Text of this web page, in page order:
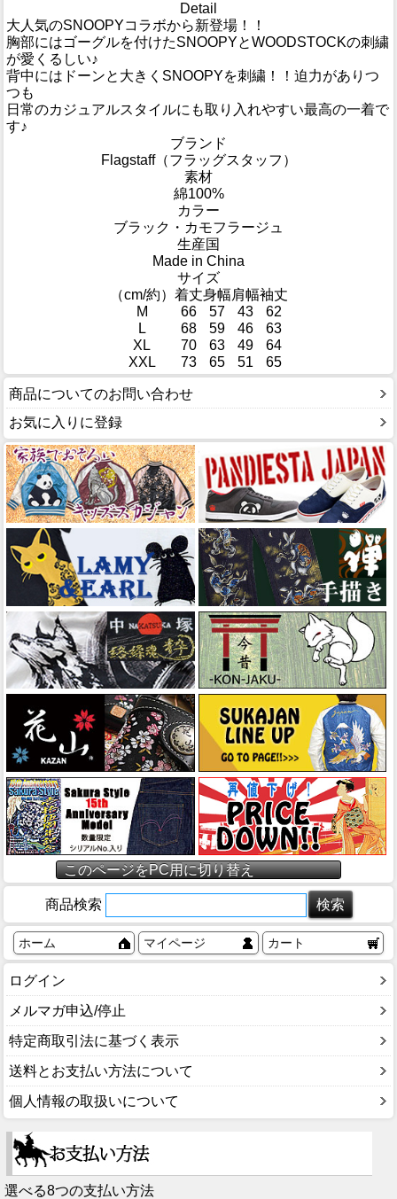
Detail
大人気のSNOOPYコラボから新登場！！
胸部にはゴーグルを付けたSNOOPYとWOODSTOCKの刺繍
が愛くるしい♪
背中にはドーンと大きくSNOOPYを刺繍！！迫力がありつ
つも
日常のカジュアルスタイルにも取り入れやすい最高の一着で
す♪
ブランド
Flagstaff（フラッグスタッフ）
素材
綿100%
カラー
ブラック・カモフラージュ
生産国
Made in China
サイズ
（cm/約） 着丈身幅肩幅袖丈
M
66 57 43
62
L
68 59 46
63
XL
70 63 49
64
XXL
73 65 51 65
商品についてのお問い合わせ
お気に入りに登録
このページをPC用に切り替え
商品検索
ホーム マイページ カート
ログイン
メルマガ申込/停止
特定商取引法に基づく表示
送料とお支払い方法について
個人情報の取扱いについて
選べる8つの支払い方法